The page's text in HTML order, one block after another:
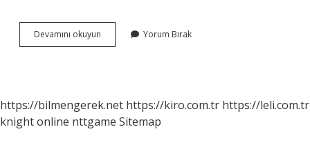
Devamını okuyun
Mide
Yorum Bırak
https://bilmengerek.net https://kiro.com.tr https://leli.com.tr
knight online nttgame Sitemap